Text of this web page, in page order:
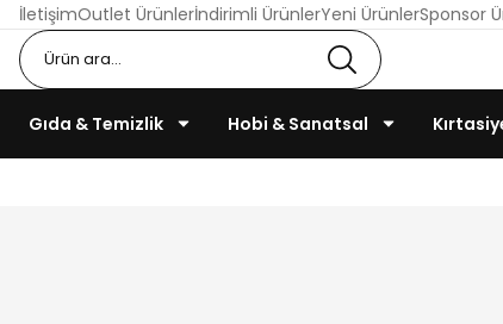
İletişimOutlet Ürünlerİndirimli ÜrünlerYeni ÜrünlerSponsor
Gıda & Temizlik Hobi & Sanatsal